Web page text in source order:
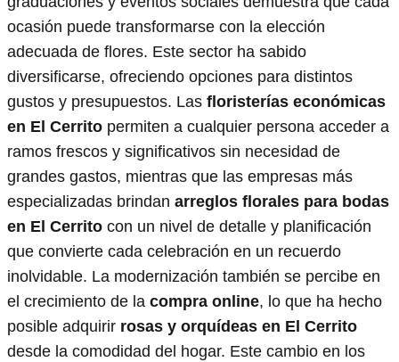
ocasión puede transformarse con la elección
adecuada de flores. Este sector ha sabido
diversificarse, ofreciendo opciones para distintos
gustos y presupuestos. Las floristerías económicas
en El Cerrito permiten a cualquier persona acceder a
ramos frescos y significativos sin necesidad de
grandes gastos, mientras que las empresas más
especializadas brindan arreglos florales para bodas
en El Cerrito con un nivel de detalle y planificación
que convierte cada celebración en un recuerdo
inolvidable. La modernización también se percibe en
el crecimiento de la compra online, lo que ha hecho
posible adquirir rosas y orquídeas en El Cerrito
desde la comodidad del hogar. Este cambio en los